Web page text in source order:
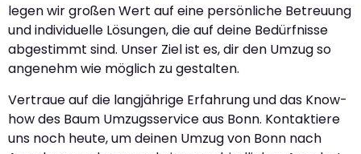
legen wir großen Wert auf eine persönliche Betreuung
und individuelle Lösungen, die auf deine Bedürfnisse
abgestimmt sind. Unser Ziel ist es, dir den Umzug so
angenehm wie möglich zu gestalten.
Vertraue auf die langjährige Erfahrung und das Know-
how des Baum Umzugsservice aus Bonn. Kontaktiere
uns noch heute, um deinen Umzug von Bonn nach